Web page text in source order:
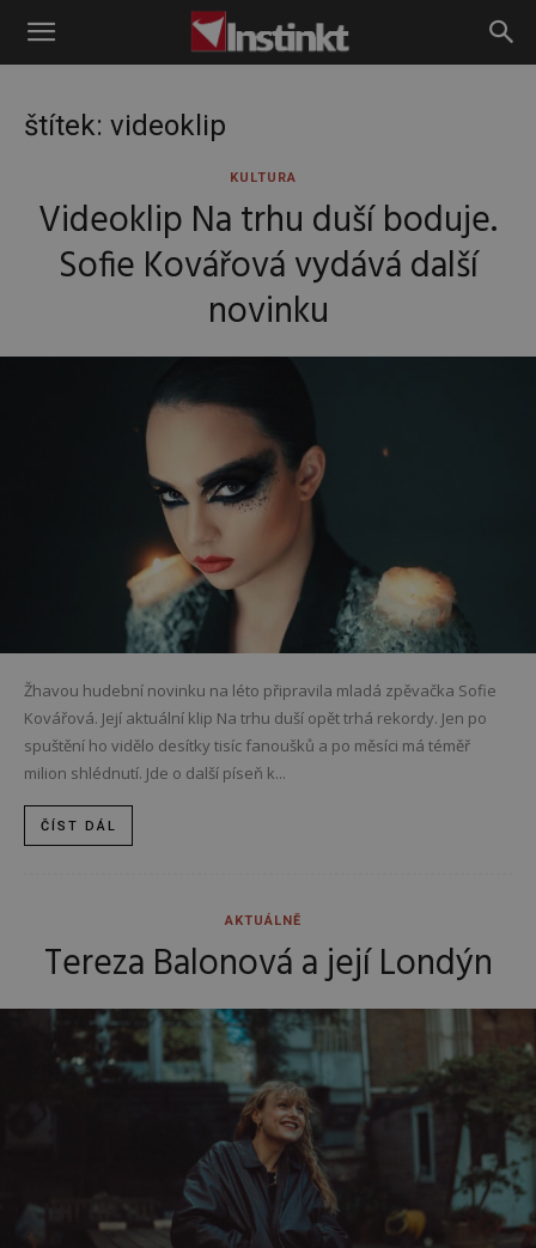
Instinkt
štítek: videoklip
KULTURA
Videoklip Na trhu duší boduje.
Sofie Kovářová vydává další
novinku
Žhavou hudební novinku na léto připravila mladá zpěvačka Sofie
Kovářová. Její aktuální klip Na trhu duší opět trhá rekordy. Jen po
spuštění ho vidělo desítky tisíc fanoušků a po měsíci má téměř
milion shlédnutí. Jde o další píseň k...
ČÍST DÁL
AKTUÁLNĚ
Tereza Balonová a její Londýn